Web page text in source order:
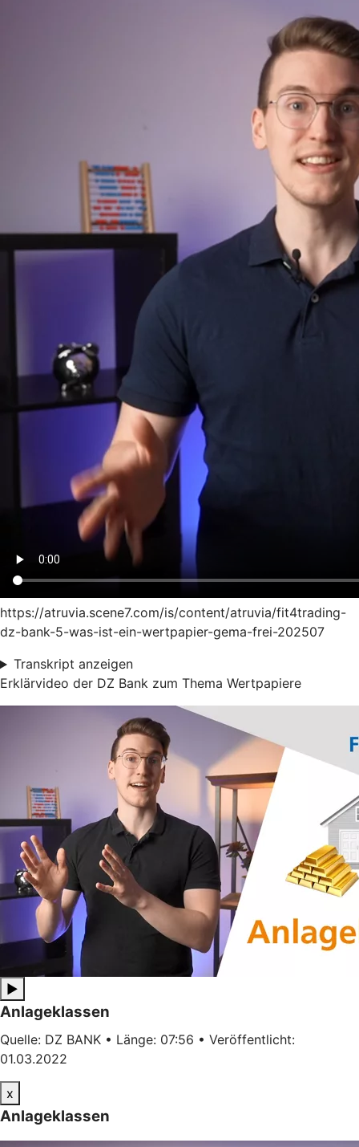
https://atruvia.scene7.com/is/content/atruvia/fit4trading-
dz-bank-5-was-ist-ein-wertpapier-gema-frei-202507
Transkript anzeigen
Erklärvideo der DZ Bank zum Thema Wertpapiere
▶
Anlageklassen
Quelle: DZ BANK • Länge: 07:56 • Veröffentlicht:
01.03.2022
x
Anlageklassen